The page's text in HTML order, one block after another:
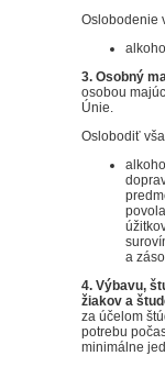
Oslobodenie
3. Osobný
osobou
Únie.
Oslobodiť
a
4. Výbavu,
žiakov a
za účelom
potrebu
minimálne